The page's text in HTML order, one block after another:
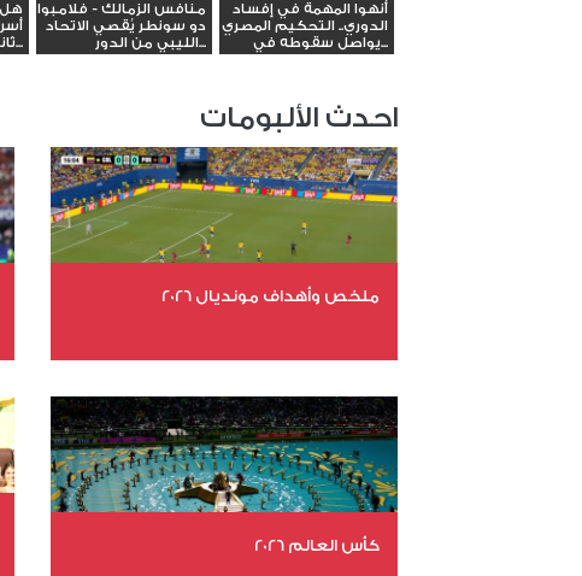
أنهوا المهمة في إفساد
الدوري.. التحكيم المصري
يواصل سقوطه في...
منافس الزمالك - فلامبوا
دو سونطر يُقصي الاتحاد
الليبي من الدور...
هل
ثانية تكفي ليعصف...
احدث الألبومات
ملخص وأهداف مونديال 2026
عدد المشاهدات 4814
كأس العالم 2026